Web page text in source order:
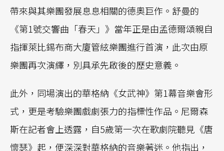
帶來與其樂團發展息息相關的德奧巨作。舒曼的
《第1號交響曲「春天」》當年正是由孟德爾頌親自
指揮萊比錫布商大廈管絃樂團進行首演，此次由原
樂團再次演繹，別具承先啟後的歷史意義。
此外，同場演出的華格納《女武神》第1幕音樂會形
式，更是考驗樂團戲劇張力的指標性作品。尼爾森
斯在記者會上透露，自5歲第一次在歌劇院聽見《唐
懷瑟》起，便深深對華格納的音樂著迷。他指出，